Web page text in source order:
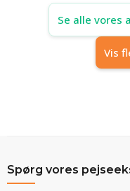
Se alle vores
Vis
Spørg vores